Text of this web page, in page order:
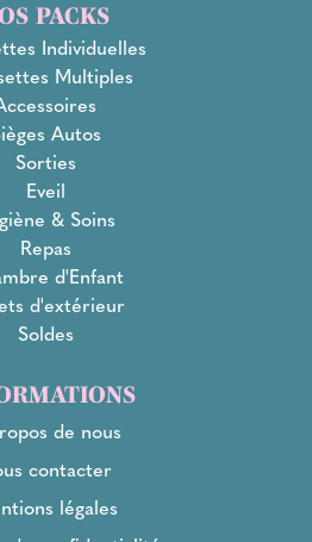
PACKS
Individuelles
Multiples
Autos
Sorties
Eveil
& Soins
Repas
d'Enfant
d'extérieur
Soldes
de nous
contacter
légales